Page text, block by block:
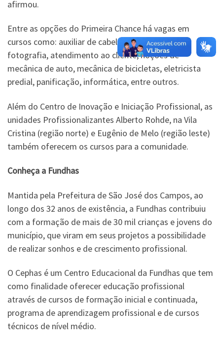
afirmou.
Entre as opções do Primeira Chance há vagas em
cursos como: auxiliar de cabeleireiro, técnicas de
fotografia, atendimento ao cliente, noções de
mecânica de auto, mecânica de bicicletas, eletricista
predial, panificação, informática, entre outros.
Além do Centro de Inovação e Iniciação Profissional, as
unidades Profissionalizantes Alberto Rohde, na Vila
Cristina (região norte) e Eugênio de Melo (região leste)
também oferecem os cursos para a comunidade.
Conheça a Fundhas
Mantida pela Prefeitura de São José dos Campos, ao
longo dos 32 anos de existência, a Fundhas contribuiu
com a formação de mais de 30 mil crianças e jovens do
município, que viram em seus projetos a possibilidade
de realizar sonhos e de crescimento profissional.
O Cephas é um Centro Educacional da Fundhas que tem
como finalidade oferecer educação profissional
através de cursos de formação inicial e continuada,
programa de aprendizagem profissional e de cursos
técnicos de nível médio.